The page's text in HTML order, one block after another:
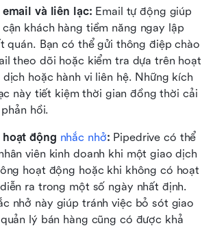
và liên lạc: Email tự động giúp
khách hàng tiềm năng ngay lập
quán. Bạn có thể gửi thông điệp chào
theo dõi hoặc kiểm tra dựa trên hoạt
hoặc hành vi liên hệ. Những kích
này tiết kiệm thời gian đồng thời cải
hồi.
động nhắc nhở: Pipedrive có thể
viên kinh doanh khi một giao dịch
hoạt động hoặc khi không có hoạt
ra trong một số ngày nhất định.
nhở này giúp tránh việc bỏ sót giao
lý bán hàng cũng có được khả